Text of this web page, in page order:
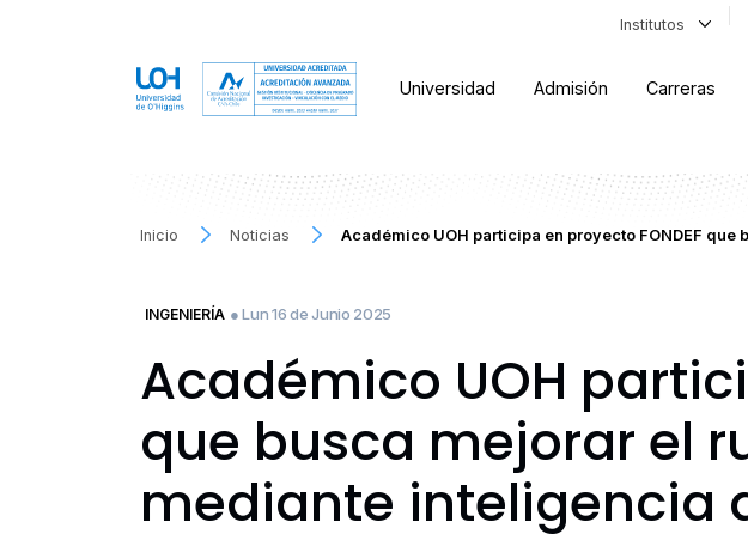
Institutos
Universidad Admisión Carreras
Inicio Noticias Académico UOH participa en proyecto FONDEF que
INGENIERÍA ● Lun 16 de Junio 2025
Académico UOH
que busca mejorar el
mediante inteligencia